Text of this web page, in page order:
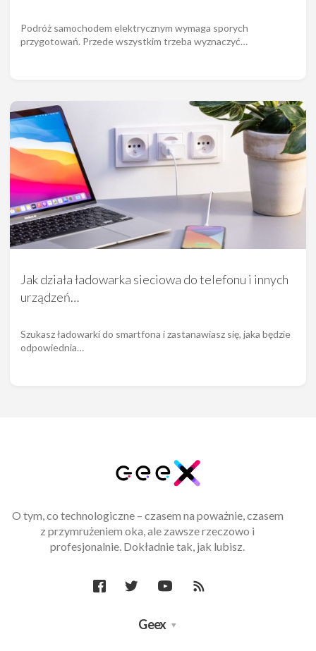
Podróż samochodem elektrycznym wymaga sporych
przygotowań. Przede wszystkim trzeba wyznaczyć…
Jak działa ładowarka sieciowa do telefonu i innych
urządzeń…
Szukasz ładowarki do smartfona i zastanawiasz się, jaka będzie
odpowiednia…
O tym, co technologiczne – czasem na poważnie, czasem
z przymrużeniem oka, ale zawsze rzeczowo i
profesjonalnie. Dokładnie tak, jak lubisz.
Geex